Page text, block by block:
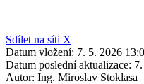
Sdílet na síti X
Datum vložení: 7. 5. 2026
Datum poslední aktualizace:
Autor: Ing. Miroslav Stoklasa